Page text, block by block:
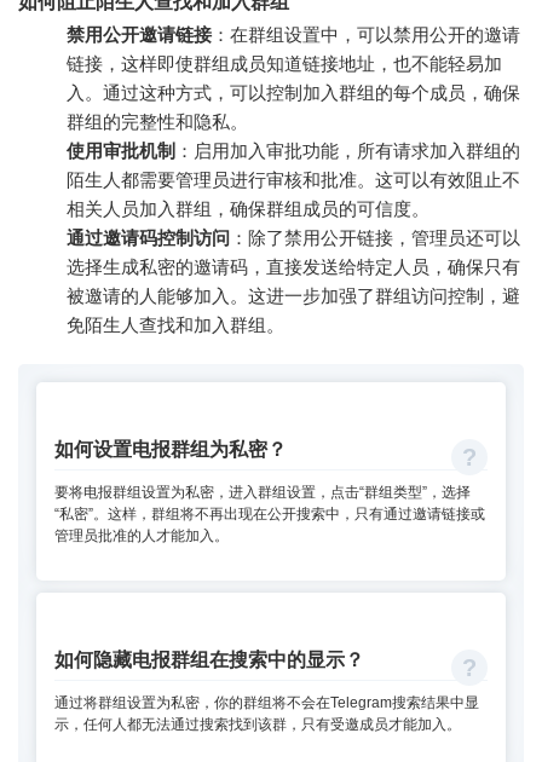
禁用公开邀请链接 ：在群组设置中，可以禁用公开的邀请
链接，这样即使群组成员知道链接地址，也不能轻易加
入。通过这种方式，可以控制加入群组的每个成员，确保
群组的完整性和隐私。
使用审批机制 ：启用加入审批功能，所有请求加入群组的
陌生人都需要管理员进行审核和批准。这可以有效阻止不
相关人员加入群组，确保群组成员的可信度。
通过邀请码控制访问 ：除了禁用公开链接，管理员还可以
选择生成私密的邀请码，直接发送给特定人员，确保只有
被邀请的人能够加入。这进一步加强了群组访问控制，避
免陌生人查找和加入群组。
如何设置电报群组为私密？
要将电报群组设置为私密，进入群组设置，点击“群组类型”，选择
“私密”。这样，群组将不再出现在公开搜索中，只有通过邀请链接或
管理员批准的人才能加入。
如何隐藏电报群组在搜索中的显示？
通过将群组设置为私密，你的群组将不会在Telegram搜索结果中显
示，任何人都无法通过搜索找到该群，只有受邀成员才能加入。